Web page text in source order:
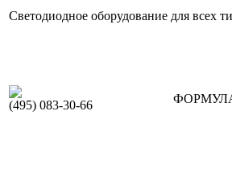
Светодиодное оборудование для всех
(495) 083-30-66